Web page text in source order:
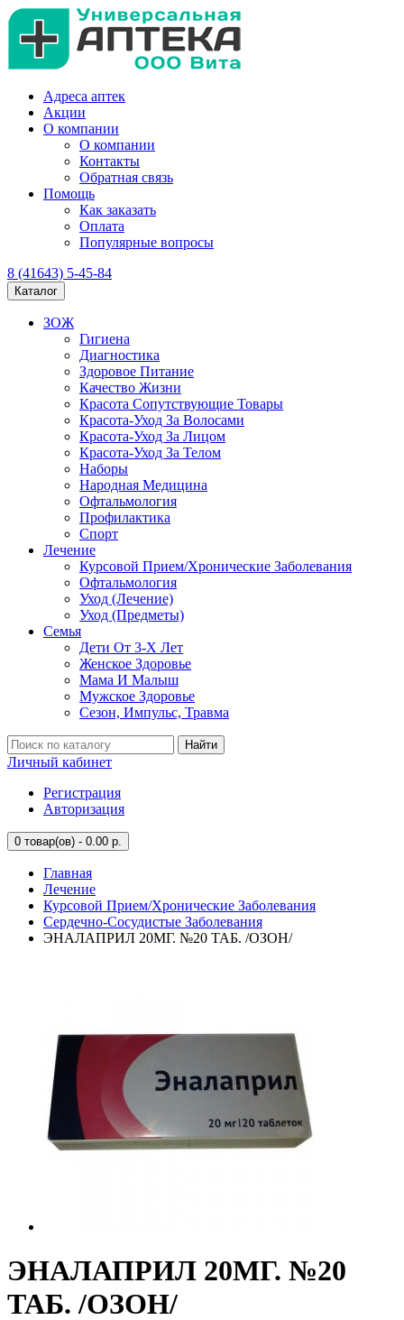
Адреса аптек
Акции
О компании
О компании
Контакты
Обратная связь
Помощь
Как заказать
Оплата
Популярные вопросы
8 (41643) 5-45-84
Каталог
ЗОЖ
Гигиена
Диагностика
Здоровое Питание
Качество Жизни
Красота Сопутствующие Товары
Красота-Уход За Волосами
Красота-Уход За Лицом
Красота-Уход За Телом
Наборы
Народная Медицина
Офтальмология
Профилактика
Спорт
Лечение
Курсовой Прием/Хронические Заболевания
Офтальмология
Уход (Лечение)
Уход (Предметы)
Семья
Дети От 3-Х Лет
Женское Здоровье
Мама И Малыш
Мужское Здоровье
Сезон, Импульс, Травма
Найти
Личный кабинет
Регистрация
Авторизация
0 товар(ов) - 0.00 р.
Главная
Лечение
Курсовой Прием/Хронические Заболевания
Сердечно-Сосудистые Заболевания
ЭНАЛАПРИЛ 20МГ. №20 ТАБ. /ОЗОН/
ЭНАЛАПРИЛ 20МГ. №20
ТАБ. /ОЗОН/